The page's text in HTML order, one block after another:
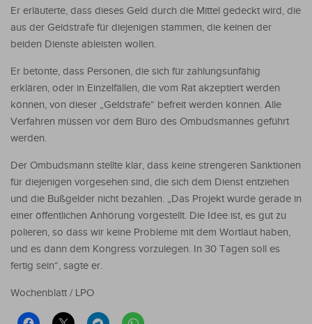
Er erläuterte, dass dieses Geld durch die Mittel gedeckt wird, die
aus der Geldstrafe für diejenigen stammen, die keinen der
beiden Dienste ableisten wollen.
Er betonte, dass Personen, die sich für zahlungsunfähig
erklären, oder in Einzelfällen, die vom Rat akzeptiert werden
können, von dieser „Geldstrafe“ befreit werden können. Alle
Verfahren müssen vor dem Büro des Ombudsmannes geführt
werden.
Der Ombudsmann stellte klar, dass keine strengeren Sanktionen
für diejenigen vorgesehen sind, die sich dem Dienst entziehen
und die Bußgelder nicht bezahlen. „Das Projekt wurde gerade in
einer öffentlichen Anhörung vorgestellt. Die Idee ist, es gut zu
polieren, so dass wir keine Probleme mit dem Wortlaut haben,
und es dann dem Kongress vorzulegen. In 30 Tagen soll es
fertig sein“, sagte er.
Wochenblatt / LPO